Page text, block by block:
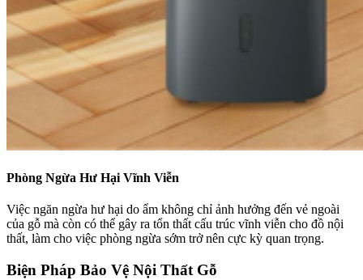
Phòng Ngừa Hư Hại Vĩnh Viễn
Việc ngăn ngừa hư hại do ẩm không chỉ ảnh hưởng đến vẻ ngoài
của gỗ mà còn có thể gây ra tổn thất cấu trúc vĩnh viễn cho đồ nội
thất, làm cho việc phòng ngừa sớm trở nên cực kỳ quan trọng.
Biện Pháp Bảo Vệ Nội Thất Gỗ